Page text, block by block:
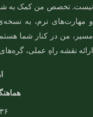
نیست. تخصص من کمک به
و مهارت‌های نرم، به
مسیر، من در کنار شما هستم
ارائه نقشه راهِ عملی،